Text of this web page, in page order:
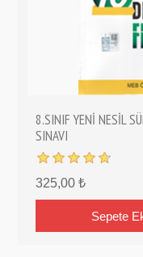
8.SINIF YENİ NESİL
SINAVI
325,00 ₺